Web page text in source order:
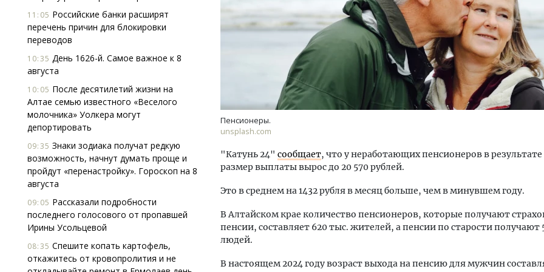
11:05 Российские банки расширят
перечень причин для блокировки
переводов
10:35 День 1626-й. Самое важное к 8
августа
10:05 После десятилетий жизни на
Алтае семью известного «Веселого
молочника» Уолкера могут
депортировать
09:35 Знаки зодиака получат редкую
возможность, начнут думать проще и
пройдут «перенастройку». Гороскоп на 8
августа
09:05 Рассказали подробности
последнего голосового от пропавшей
Ирины Усольцевой
08:35 Спешите копать картофель,
откажитесь от кровопролития и не
Пенсионеры.
unsplash.com
"Катунь 24" сообщает, что у неработающих пенсионеров в
размер выплаты вырос до 20 570 рублей.
Это в среднем на 1432 рубля в месяц больше, чем в минувшем году.
В Алтайском крае количество пенсионеров, которые получают
пенсии, составляет 620 тыс. жителей, а пенсии по старости получают
людей.
В настоящем 2024 году возраст выхода на пенсию для мужчин
Ищем новые берега. Гендиректор
«Жилищной инициативы» Юрий
Гатилов — о том, как девелоперу
штормит
СТРОИТЕЛЬСТВО
Архитектурный код начинается с
плитами становится новым
СТРОИТЕЛЬСТВО
Смелость архитектурных
СТРОИТЕЛЬСТВО